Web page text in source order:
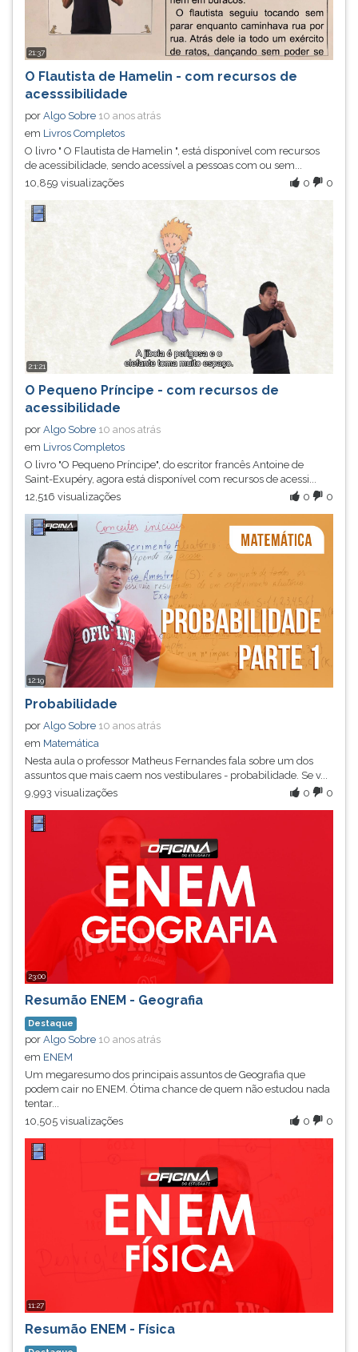
21:37
O Flautista de Hamelin - com recursos de
acesssibilidade
por Algo Sobre 10 anos atrás
em Livros Completos
O livro " O Flautista de Hamelin ", está disponível com recursos
de acessibilidade, sendo acessível a pessoas com ou sem...
0
0
10,859 visualizações
2:1:21
O Pequeno Príncipe - com recursos de
acessibilidade
por Algo Sobre 10 anos atrás
em Livros Completos
O livro "O Pequeno Príncipe", do escritor francês Antoine de
Saint-Exupéry, agora está disponível com recursos de acessi...
0
0
12,516 visualizações
12:19
Probabilidade
por Algo Sobre 10 anos atrás
em Matemática
Nesta aula o professor Matheus Fernandes fala sobre um dos
assuntos que mais caem nos vestibulares - probabilidade. Se v...
0
0
9,993 visualizações
23:00
Resumão ENEM - Geografia
Destaque
por Algo Sobre 10 anos atrás
em ENEM
Um megaresumo dos principais assuntos de Geografia que
podem cair no ENEM. Ótima chance de quem não estudou nada
tentar...
0
0
10,505 visualizações
11:27
Resumão ENEM - Física